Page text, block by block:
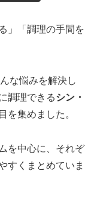
」「調理の手間を
な悩みを解決し
調理できるシン・
を集めました。
を中心に、それぞ
すくまとめていま